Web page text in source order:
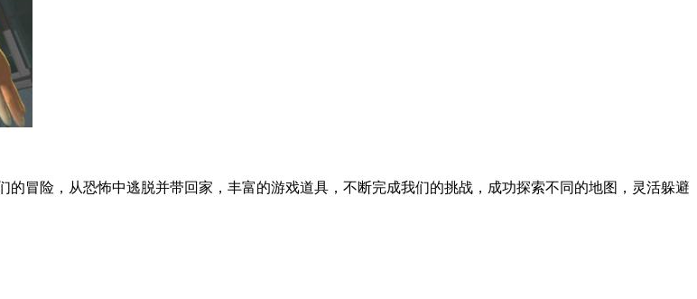
冒险，从恐怖中逃脱并带回家，丰富的游戏道具，不断完成我们的挑战，成功探索不同的地图，灵活躲避